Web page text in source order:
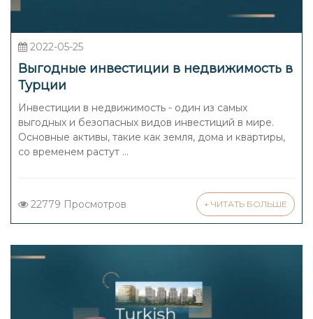
2022-05-25
Выгодные инвестиции в недвижимость в
Турции
Инвестиции в недвижимость - один из самых
выгодных и безопасных видов инвестиций в мире.
Основные активы, такие как земля, дома и квартиры,
со временем растут ...
22779 Просмотров + ЧИТАТЬ БОЛЬШЕ